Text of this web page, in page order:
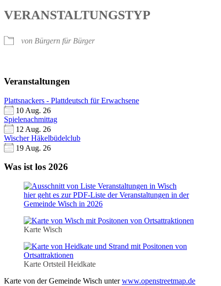
VERANSTALTUNGSTYP
von Bürgern für Bürger
Veranstaltungen
Plattsnackers - Plattdeutsch für Erwachsene
10 Aug. 26
Spielenachmittag
12 Aug. 26
Wischer Häkelbüdelclub
19 Aug. 26
Was ist los 2026
hier geht es zur PDF-Liste der Veranstaltungen in der
Gemeinde Wisch in 2026
Karte Wisch
Karte Ortsteil Heidkate
Karte von der Gemeinde Wisch unterwww.openstreetmap.de